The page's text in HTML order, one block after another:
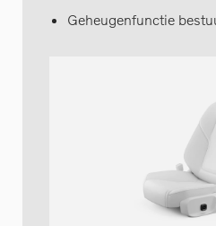
Geheugenfunctie